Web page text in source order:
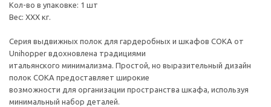
Кол-во в упаковке: 1 шт
Вес: ХХХ кг.
Серия выдвижных полок для гардеробных и шкафов COKA от
Unihopper вдохновлена традициями
итальянского минимализма. Простой, но выразительный дизайн
полок COKA предоставляет широкие
возможности для организации пространства шкафа, используя
минимальный набор деталей.